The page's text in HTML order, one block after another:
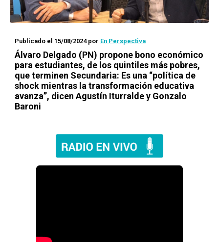
Publicado el 15/08/2024por En Perspectiva
Álvaro Delgado (PN) propone bono económico
para estudiantes, de los quintiles más pobres,
que terminen Secundaria: Es una “política de
shock mientras la transformación educativa
avanza”, dicen Agustín Iturralde y Gonzalo
Baroni